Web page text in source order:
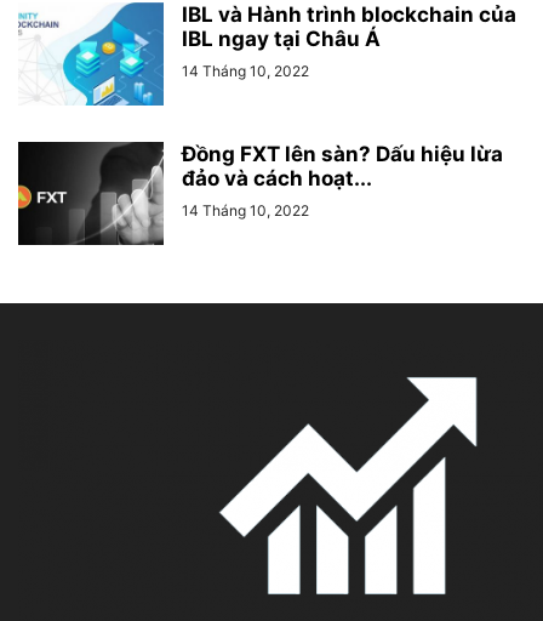
IBL và Hành trình blockchain của
IBL ngay tại Châu Á
14 Tháng 10, 2022
Đồng FXT lên sàn? Dấu hiệu lừa
đảo và cách hoạt...
14 Tháng 10, 2022